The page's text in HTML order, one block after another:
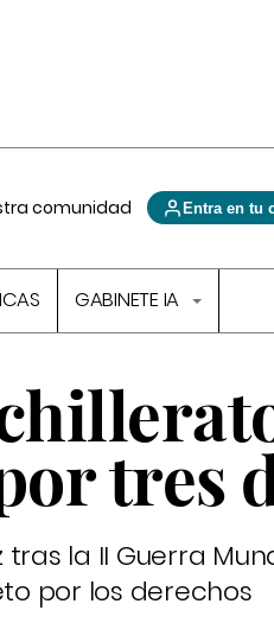
comunidad Entra en tu
GABINETE IA
tres
la II Guerra
por los derechos